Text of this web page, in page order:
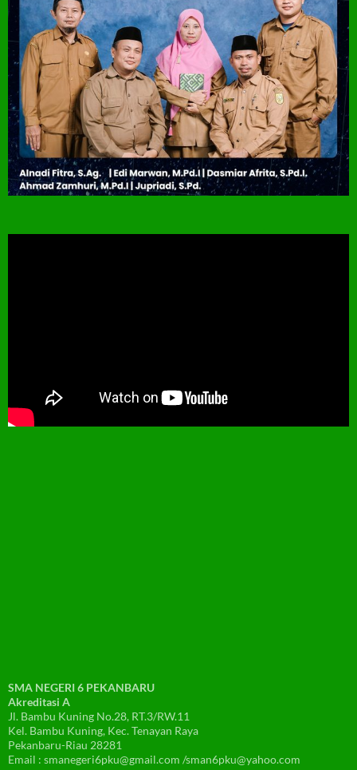
SMA NEGERI 6 PEKANBARU
Akreditasi A
Jl. Bambu Kuning No.28, RT.3/RW.11
Kel. Bambu Kuning, Kec. Tenayan Raya
Pekanbaru-Riau 28281
Email : smanegeri6pku@gmail.com /sman6pku@yahoo.com